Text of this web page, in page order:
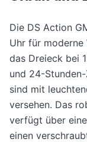
Die DS Action
Uhr für moderne
das Dreieck bei
und 24-
sind mit
versehen. Das
verfügt über
einen